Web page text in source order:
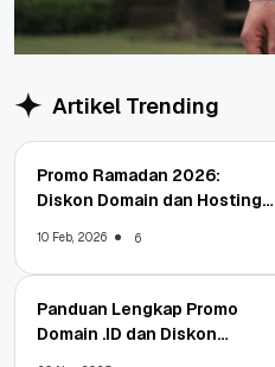
Artikel Trending
Promo Ramadan 2026:
Diskon Domain dan Hosting
10 Feb, 2026 6
Panduan Lengkap Promo
Domain .ID dan Diskon